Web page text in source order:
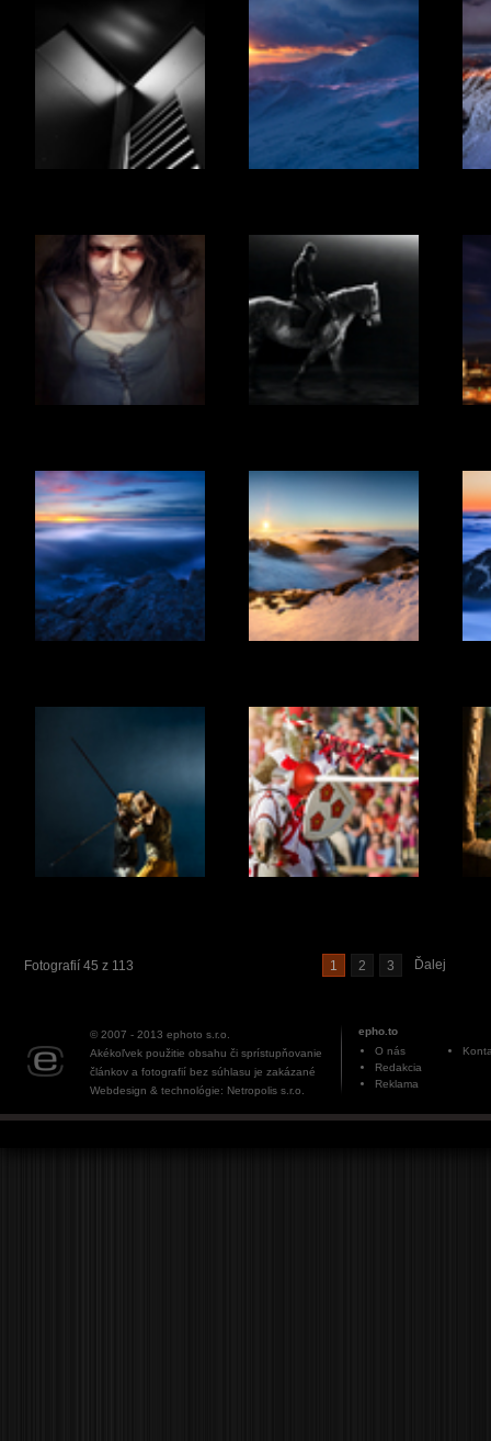
Fotografií 45 z 113 1 2 3 Ďalej
© 2007 - 2013 ephoto s.r.o.
Akékoľvek použitie obsahu či sprístupňovanie
článkov a fotografií bez súhlasu je zakázané
Webdesign & technológie: Netropolis s.r.o.
epho.to
O nás
Redakcia
Reklama